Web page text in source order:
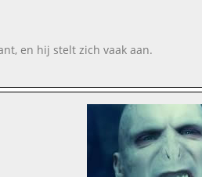
en hij stelt zich vaak aan.